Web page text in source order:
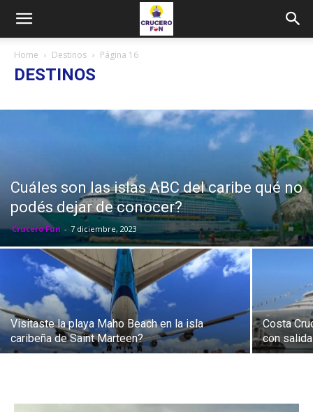
Home Destinos Página 16
DESTINOS
Cuáles son las islas ABC del caribe qué no
podés dejar de conocer?
Crucero Fun - 7 diciembre, 2023
Visitaste la playa Maho Beach en la isla
caribeña de Saint Marteen?
Costa
con